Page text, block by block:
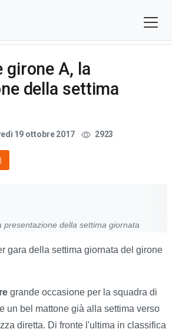
girone A, la
della settima
19 ottobre 2017 2923
presentazione della settima giornata
gara della settima giornata del girone
grande occasione per la squadra di
un bel mattone già alla settima verso
diretta. Di fronte l'ultima in classifica